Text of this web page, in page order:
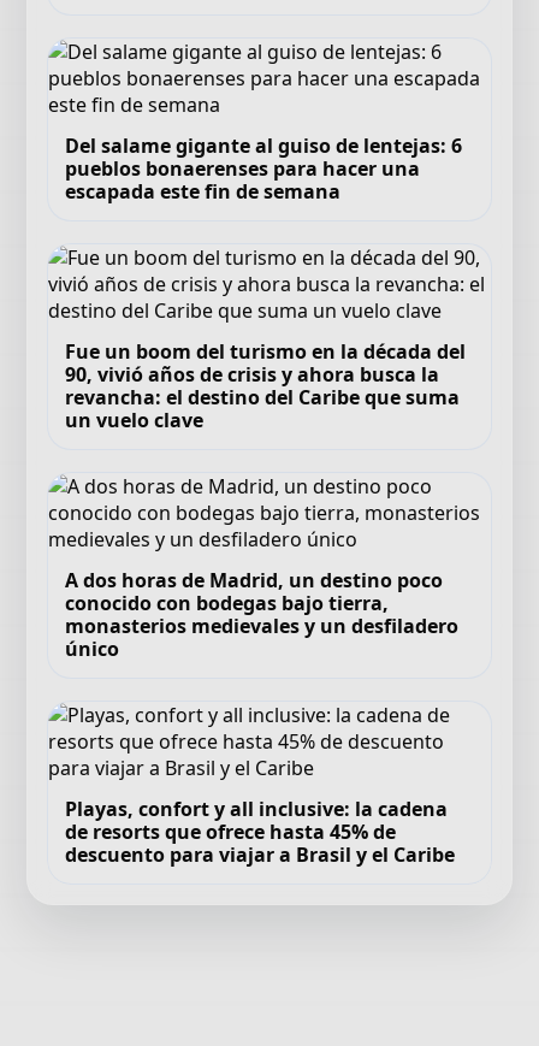
Del salame gigante al guiso de lentejas: 6
pueblos bonaerenses para hacer una
escapada este fin de semana
Fue un boom del turismo en la década del
90, vivió años de crisis y ahora busca la
revancha: el destino del Caribe que suma
un vuelo clave
A dos horas de Madrid, un destino poco
conocido con bodegas bajo tierra,
monasterios medievales y un desfiladero
único
Playas, confort y all inclusive: la cadena
de resorts que ofrece hasta 45% de
descuento para viajar a Brasil y el Caribe